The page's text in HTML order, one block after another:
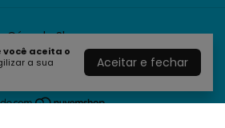
você aceita o
a sua
Aceitar e fechar
Cápsula Shop
- 61635109000190. Todos os direitos
reservados.